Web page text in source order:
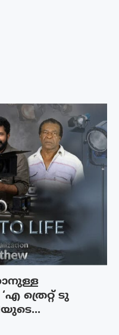
ത്രെറ്റ് ടു